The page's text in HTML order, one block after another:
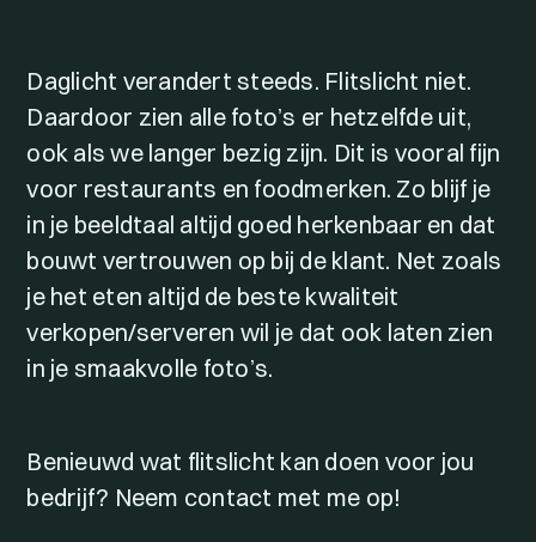
Daglicht verandert steeds. Flitslicht niet.
Daardoor zien alle foto’s er hetzelfde uit,
ook als we langer bezig zijn. Dit is vooral fijn
voor restaurants en foodmerken. Zo blijf je
in je beeldtaal altijd goed herkenbaar en dat
bouwt vertrouwen op bij de klant. Net zoals
je het eten altijd de beste kwaliteit
verkopen/serveren wil je dat ook laten zien
in je smaakvolle foto’s.
Benieuwd wat flitslicht kan doen voor jou
bedrijf? Neem contact met me op!